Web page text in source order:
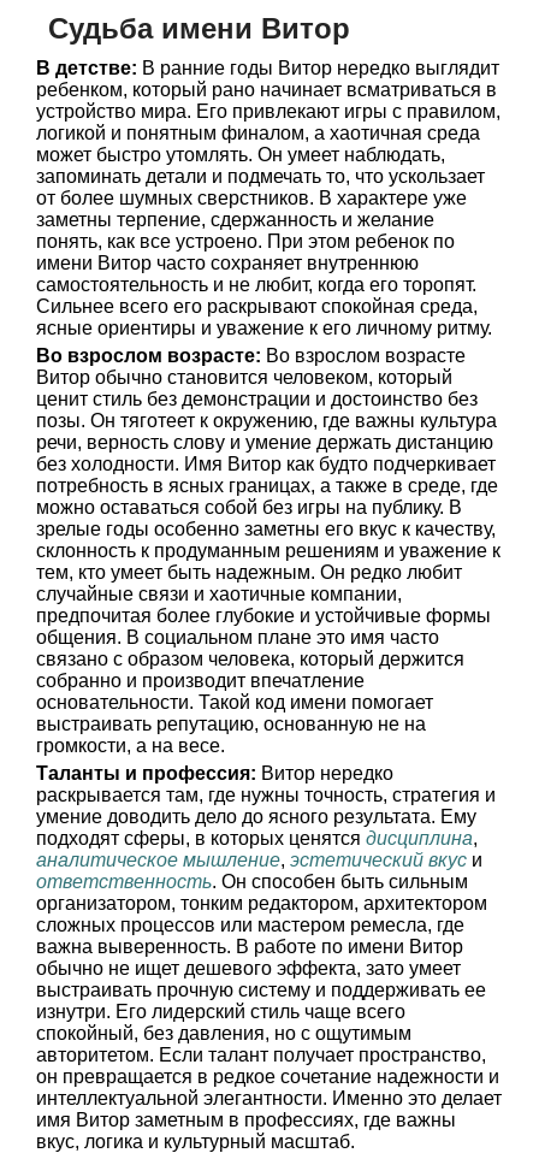
Судьба имени Витор
В детстве: В ранние годы Витор нередко выглядит
ребенком, который рано начинает всматриваться в
устройство мира. Его привлекают игры с правилом,
логикой и понятным финалом, а хаотичная среда
может быстро утомлять. Он умеет наблюдать,
запоминать детали и подмечать то, что ускользает
от более шумных сверстников. В характере уже
заметны терпение, сдержанность и желание
понять, как все устроено. При этом ребенок по
имени Витор часто сохраняет внутреннюю
самостоятельность и не любит, когда его торопят.
Сильнее всего его раскрывают спокойная среда,
ясные ориентиры и уважение к его личному ритму.
Во взрослом возрасте: Во взрослом возрасте
Витор обычно становится человеком, который
ценит стиль без демонстрации и достоинство без
позы. Он тяготеет к окружению, где важны культура
речи, верность слову и умение держать дистанцию
без холодности. Имя Витор как будто подчеркивает
потребность в ясных границах, а также в среде, где
можно оставаться собой без игры на публику. В
зрелые годы особенно заметны его вкус к качеству,
склонность к продуманным решениям и уважение к
тем, кто умеет быть надежным. Он редко любит
случайные связи и хаотичные компании,
предпочитая более глубокие и устойчивые формы
общения. В социальном плане это имя часто
связано с образом человека, который держится
собранно и производит впечатление
основательности. Такой код имени помогает
выстраивать репутацию, основанную не на
громкости, а на весе.
Таланты и профессия: Витор нередко
раскрывается там, где нужны точность, стратегия и
умение доводить дело до ясного результата. Ему
подходят сферы, в которых ценятся дисциплина,
аналитическое мышление, эстетический вкус и
ответственность. Он способен быть сильным
организатором, тонким редактором, архитектором
сложных процессов или мастером ремесла, где
важна выверенность. В работе по имени Витор
обычно не ищет дешевого эффекта, зато умеет
выстраивать прочную систему и поддерживать ее
изнутри. Его лидерский стиль чаще всего
спокойный, без давления, но с ощутимым
авторитетом. Если талант получает пространство,
он превращается в редкое сочетание надежности и
интеллектуальной элегантности. Именно это делает
имя Витор заметным в профессиях, где важны
вкус, логика и культурный масштаб.